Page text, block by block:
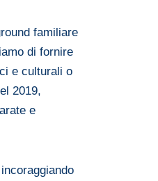
familiare
di fornire
e culturali o
2019,
e